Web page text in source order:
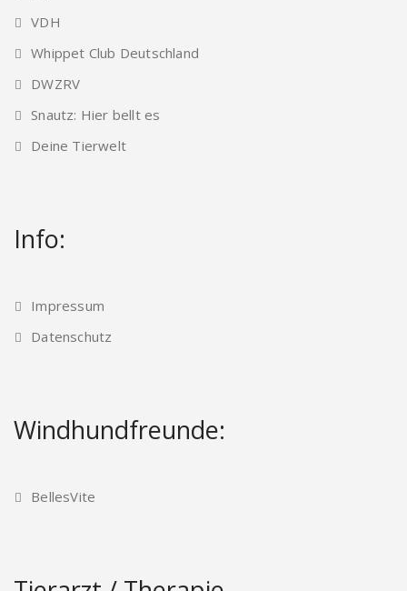
VDH
Whippet Club Deutschland
DWZRV
Snautz: Hier bellt es
Deine Tierwelt
Info:
Impressum
Datenschutz
Windhundfreunde:
BellesVite